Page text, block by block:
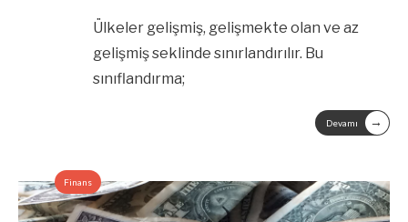
Ülkeler gelişmiş, gelişmekte olan ve az
gelişmiş seklinde sınırlandırılır. Bu
sınıflandırma;
Devamı →
Finans